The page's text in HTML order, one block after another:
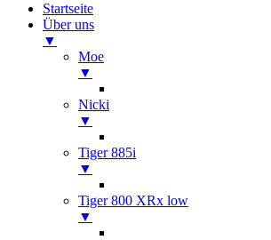
Startseite
Über uns
▼
Moe
▼
Nicki
▼
Tiger 885i
▼
Tiger 800 XRx low
▼